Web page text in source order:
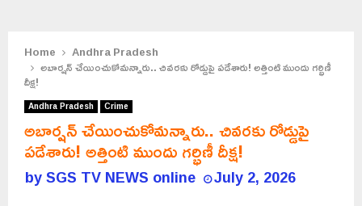
Home Andhra Pradesh
అబార్షన్ చేయించుకోమన్నారు.. చివరకు రోడ్డుపై పడేశారు! అత్తింటి ముందు గర్భిణీ
దీక్ష!
Andhra Pradesh Crime
అబార్షన్ చేయించుకోమన్నారు.. చివరకు రోడ్డుపై
పడేశారు! అత్తింటి ముందు గర్భిణీ దీక్ష!
bySGS TV NEWS online July 2, 2026